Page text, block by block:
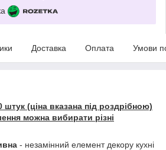
Доставка Оплата Умови
штук (ціна вказана під роздрібною)
можна вибирати різні
- незамінний елемент декору кухні